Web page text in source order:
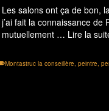
Les salons ont ça de bon,
j’ai fait la connaissance de
mutuellement … Lire la
Montastruc la conseillère,peintre,